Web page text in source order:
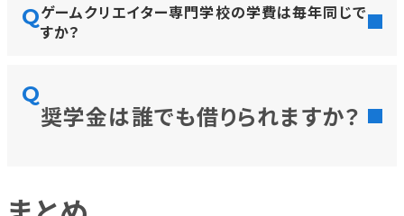
ゲームクリエイター専門学校の学費は毎年同じで
すか？
奨学金は誰でも借りられますか？